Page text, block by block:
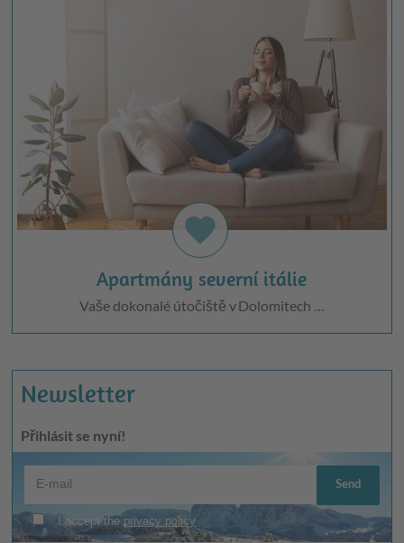
favorite
Apartmány severní itálie
Vaše dokonalé útočiště v Dolomitech …
Newsletter
Přihlásit se nyní!